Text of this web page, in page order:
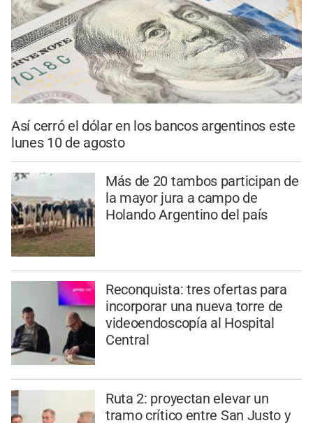
Así cerró el dólar en los bancos argentinos este
lunes 10 de agosto
Más de 20 tambos participan de
la mayor jura a campo de
Holando Argentino del país
Reconquista: tres ofertas para
incorporar una nueva torre de
videoendoscopía al Hospital
Central
Ruta 2: proyectan elevar un
tramo crítico entre San Justo y